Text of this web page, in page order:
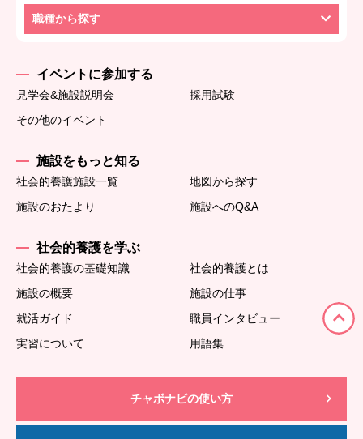
職種から探す
イベントに参加する
見学会&施設説明会
採用試験
その他のイベント
施設をもっと知る
社会的養護施設一覧
地図から探す
施設のおたより
施設へのQ&A
社会的養護を学ぶ
社会的養護の基礎知識
社会的養護とは
施設の概要
施設の仕事
就活ガイド
職員インタビュー
実習について
用語集
チャボナビの使い方